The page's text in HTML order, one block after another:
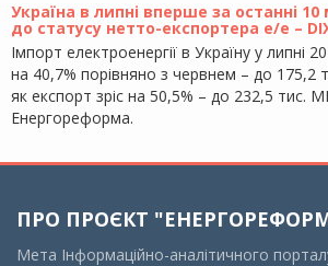
Україна в липні вперше за останні
до статусу нетто-експортера е/е –
Імпорт електроенергії в Україну у липні
на 40,7% порівняно з червнем – до 175,2
як експорт зріс на 50,5% – до 232,5 тис.
Енергореформа.
ПРО ПРОЄКТ
Мета Інформаційно-аналітичного